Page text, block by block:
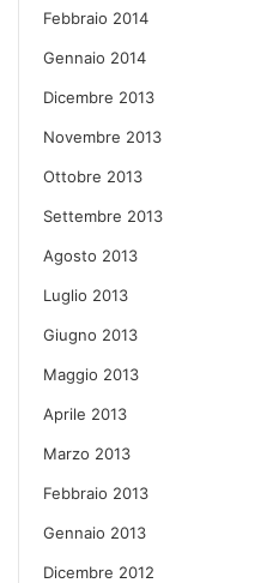
Febbraio 2014
Gennaio 2014
Dicembre 2013
Novembre 2013
Ottobre 2013
Settembre 2013
Agosto 2013
Luglio 2013
Giugno 2013
Maggio 2013
Aprile 2013
Marzo 2013
Febbraio 2013
Gennaio 2013
Dicembre 2012